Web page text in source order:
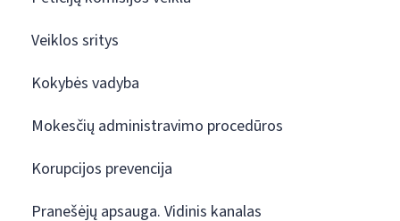
Veiklos sritys
Kokybės vadyba
Mokesčių administravimo procedūros
Korupcijos prevencija
Pranešėjų apsauga. Vidinis kanalas